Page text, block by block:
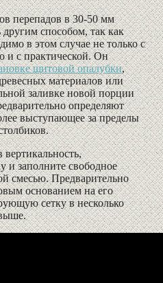
перепадов в 30-50 мм
способом, так как
в этом случае не только с
и с практической. Он
щитовой опалубки,
материалов или
заливке новой порции
определяют
выступающее за пределы
и заполните свободное
смесью. Предварительно
основанием на его
сетку в несколько